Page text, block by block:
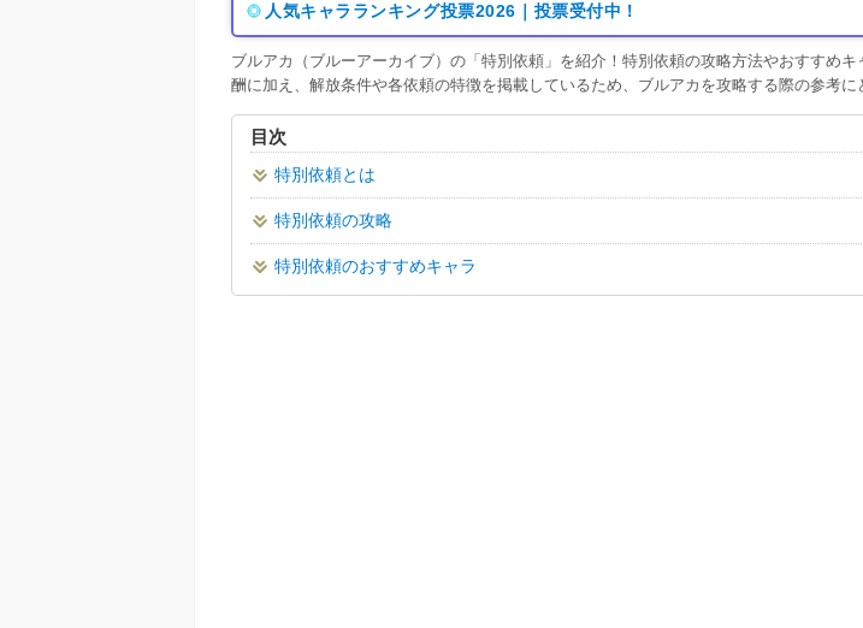
人気キャラランキング投票2026｜投票受付中！
ブルアカ（ブルーアーカイブ）の「特別依頼」を紹介！特別依頼の攻略方法やおすすめキ
酬に加え、解放条件や各依頼の特徴を掲載しているため、ブルアカを攻略する際の参考に
目次
特別依頼とは
特別依頼の攻略
特別依頼のおすすめキャラ